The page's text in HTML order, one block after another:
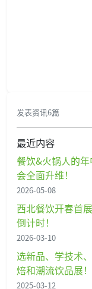
发表资讯6篇
最近内容
餐饮&火锅人的
会全面升维！
2026-05-08
西北餐饮开春首
倒计时！
2026-03-10
选新品、学技术
焙和潮流饮品展！
2025-03-12